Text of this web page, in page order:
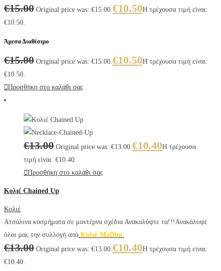
€15.00 Original price was: €15.00.€10.50Η τρέχουσα τιμή είναι:
€10.50.
Άμεσα Διαθέσιμο
€15.00 Original price was: €15.00.€10.50Η τρέχουσα τιμή είναι:
€10.50.
Προσθήκη στο καλάθι σας
€13.00 Original price was: €13.00.€10.40Η τρέχουσα
τιμή είναι: €10.40.
Προσθήκη στο καλάθι σας
Κολιέ Chained Up
Κολιέ
Ατσάλινα κοσμήματα σε μοντέρνα σχέδια Ανακαλύψτε τα!!!Ανακάλυψε
όλοι μας την συλλογή από Κολιέ MaDim
€13.00 Original price was: €13.00.€10.40Η τρέχουσα τιμή είναι:
€10.40.